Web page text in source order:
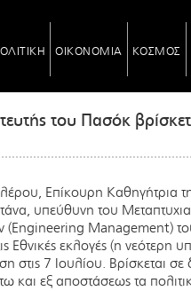
ΟΙΚΟΝΟΜΙΑ ΚΟΣΜΟΣ
του Πασόκ
Επίκουρη Καθηγήτρια
υπεύθυνη του
(Engineering Management)
Εθνικές εκλογές (η νεότερη
στις 7 Ιουλίου. Βρίσκεται
και εξ αποστάσεως τα